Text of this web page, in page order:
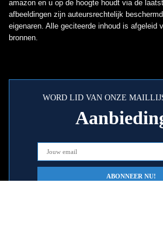
amazon en u op de hoogte houdt via de
afbeeldingen zijn auteursrechtelijk
eigenaren. Alle geciteerde inhoud is afgeleid
bronnen.
WORD LID VAN ONZE